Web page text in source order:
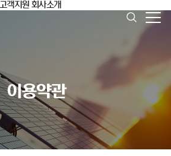
고객지원 회사소개
이용약관